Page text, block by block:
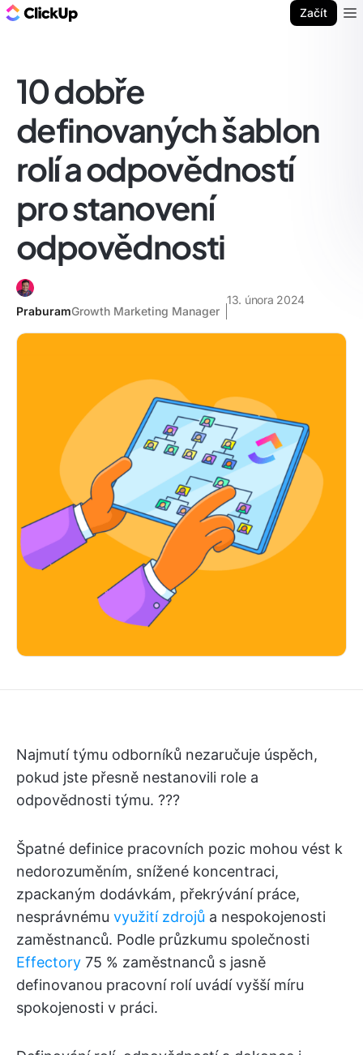
Začít
10 dobře
definovaných šablon
rolí a odpovědností
pro stanovení
odpovědnosti
PraburamGrowth Marketing Manager
13. února 2024
Najmutí týmu odborníků nezaručuje úspěch,
pokud jste přesně nestanovili role a
odpovědnosti týmu. ?‍?‍?
Špatné definice pracovních pozic mohou vést k
nedorozuměním, snížené koncentraci,
zpackaným dodávkám, překrývání práce,
nesprávnému využití zdrojů a nespokojenosti
zaměstnanců. Podle průzkumu společnosti
Effectory 75 % zaměstnanců s jasně
definovanou pracovní rolí uvádí vyšší míru
spokojenosti v práci.